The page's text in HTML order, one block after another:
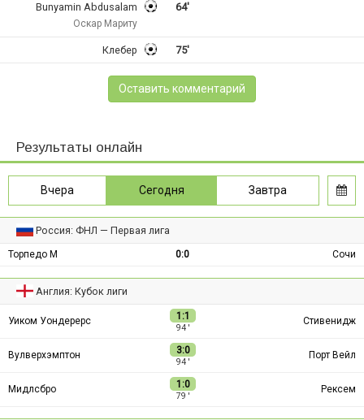
64'
Bunyamin Abdusalam
Оскар Мариту
75'
Клебер
Оставить комментарий
Результаты онлайн
Вчера Сегодня Завтра
Россия: ФНЛ — Первая лига
Торпедо М 0:0 Сочи
Англия: Кубок лиги
Уиком Уондерерс 1:1
94 ′
Стивенидж
Вулверхэмптон 3:0
94 ′
Порт Вейл
Мидлсбро 1:0
79 ′
Рексем